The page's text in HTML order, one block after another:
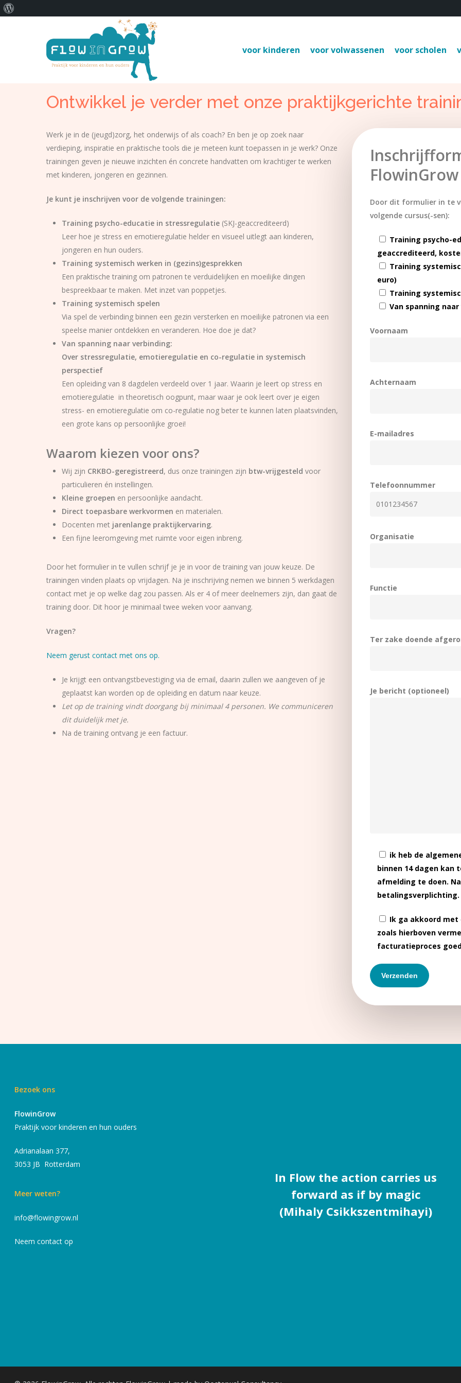
voor kinderen voor volwassenen voor scholen
Ontwikkel je verder met onze praktijkgerichte
Werk je in de (jeugd)zorg, het onderwijs of als coach? En ben je op zoek naar
verdieping, inspiratie en praktische tools die je meteen kunt toepassen in je werk? Onze
trainingen geven je nieuwe inzichten én concrete handvatten om krachtiger te werken
met kinderen, jongeren en gezinnen.
Je kunt je inschrijven voor de volgende trainingen:
Training psycho-educatie in stressregulatie (SKJ-geaccrediteerd)
Leer hoe je stress en emotieregulatie helder en visueel uitlegt aan kinderen,
jongeren en hun ouders.
Training systemisch werken in (gezins)gesprekken
Een praktische training om patronen te verduidelijken en moeilijke dingen
bespreekbaar te maken. Met inzet van poppetjes.
Training systemisch spelen
Via spel de verbinding binnen een gezin versterken en moeilijke patronen via een
speelse manier ontdekken en veranderen. Hoe doe je dat?
Van spanning naar verbinding:
Over stressregulatie, emotieregulatie en co-regulatie in systemisch
perspectief
Een opleiding van 8 dagdelen verdeeld over 1 jaar. Waarin je leert op stress en
emotieregulatie in theoretisch oogpunt, maar waar je ook leert over je eigen
stress- en emotieregulatie om co-regulatie nog beter te kunnen laten plaatsvinden,
een grote kans op persoonlijke groei!
Waarom kiezen voor ons?
Wij zijn CRKBO-geregistreerd, dus onze trainingen zijn btw-vrijgesteld voor
particulieren én instellingen.
Kleine groepen en persoonlijke aandacht.
Direct toepasbare werkvormen en materialen.
Docenten met jarenlange praktijkervaring.
Een fijne leeromgeving met ruimte voor eigen inbreng.
Door het formulier in te vullen schrijf je je in voor de training van jouw keuze. De
trainingen vinden plaats op vrijdagen. Na je inschrijving nemen we binnen 5 werkdagen
contact met je op welke dag zou passen. Als er 4 of meer deelnemers zijn, dan gaat de
training door. Dit hoor je minimaal twee weken voor aanvang.
Vragen?
Neem gerust contact met ons op.
Je krijgt een ontvangstbevestiging via de email, daarin zullen we aangeven of je
geplaatst kan worden op de opleiding en datum naar keuze.
Let op de training vindt doorgang bij minimaal 4 personen. We communiceren
dit duidelijk met je.
Na de training ontvang je een factuur.
Door dit formulier in te
volgende cursus(-sen):
Training psycho-
geaccrediteerd,
Training
euro)
Training
Van spanning
Voornaam
Achternaam
E-mailadres
Telefoonnummer
Organisatie
Functie
Ter zake doende
Je bericht (optioneel)
ik heb de
binnen 14 dagen
afmelding te doen.
betalingsverplichting.
Ik ga akkoord met
zoals hierboven
facturatieproces
Bezoek ons
FlowinGrow
Praktijk voor kinderen en hun ouders
Adrianalaan 377,
3053 JB Rotterdam
Meer weten?
info@flowingrow.nl
Neem contact op
In Flow the action carries us
forward as if by magic
(Mihaly Csikkszentmihayi)